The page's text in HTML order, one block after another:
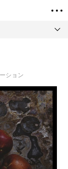
ション